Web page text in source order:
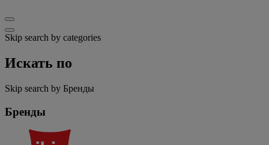
Skip search by categories
Искать по
Skip search by Бренды
Бренды